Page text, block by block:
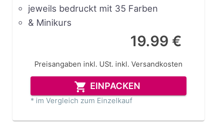
jeweils bedruckt mit 35 Farben
& Minikurs
19.99 €
Preisangaben inkl. USt. inkl. Versandkosten
EINPACKEN
* im Vergleich zum Einzelkauf